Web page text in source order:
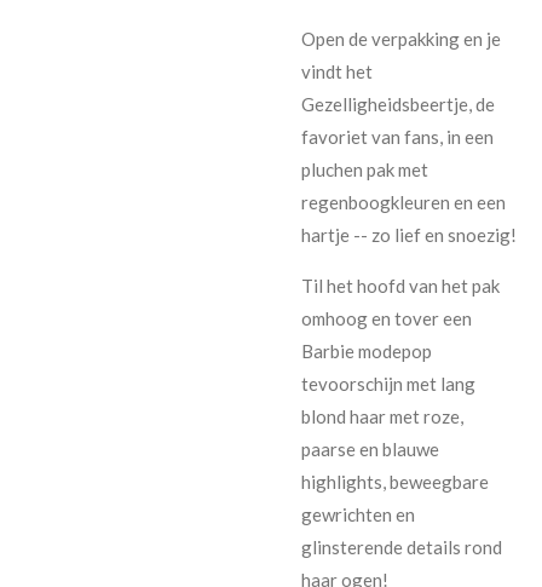
Open de verpakking en je
vindt het
Gezelligheidsbeertje, de
favoriet van fans, in een
pluchen pak met
regenboogkleuren en een
hartje -- zo lief en snoezig!
Til het hoofd van het pak
omhoog en tover een
Barbie modepop
tevoorschijn met lang
blond haar met roze,
paarse en blauwe
highlights, beweegbare
gewrichten en
glinsterende details rond
haar ogen!